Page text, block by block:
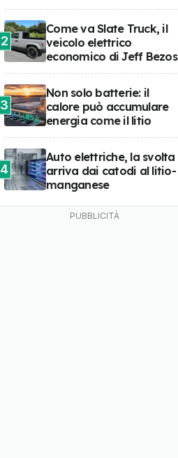
2
Come va Slate Truck, il
veicolo elettrico
economico di Jeff Bezos
3
Non solo batterie: il
calore può accumulare
energia come il litio
4
Auto elettriche, la svolta
arriva dai catodi al litio-
manganese